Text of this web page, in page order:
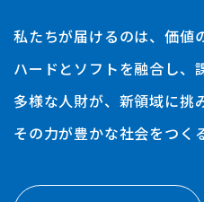
私たちが届けるのは、価値
ハードとソフトを融合し、
多様な人財が、新領域に挑
その力が豊かな社会をつく